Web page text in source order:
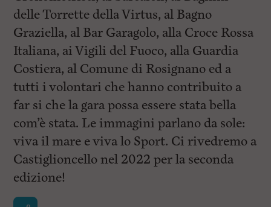
delle Torrette della Virtus, al Bagno
Graziella, al Bar Garagolo, alla Croce Rossa
Italiana, ai Vigili del Fuoco, alla Guardia
Costiera, al Comune di Rosignano ed a
tutti i volontari che hanno contribuito a
far si che la gara possa essere stata bella
com’è stata. Le immagini parlano da sole:
viva il mare e viva lo Sport. Ci rivedremo a
Castiglioncello nel 2022 per la seconda
edizione!